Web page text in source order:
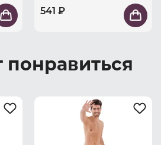
541 ₽
понравиться